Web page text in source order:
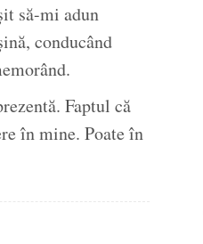
să-mi adun
conducând
Faptul că
în mine. Poate în